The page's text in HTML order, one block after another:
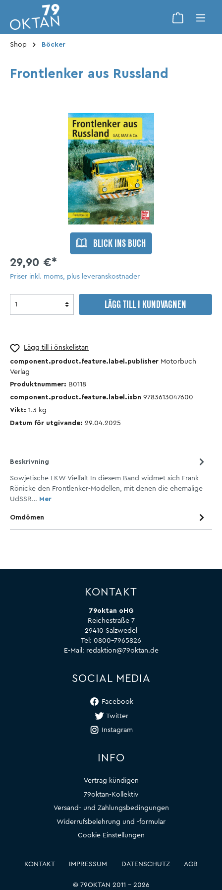
Shop Böcker
Frontlenker aus Russland
BLICK INS BUCH
29,90 €*
Priser inkl. moms, plus leveranskostnader
LÄGG TILL I KUNDVAGNEN
Lägg till i önskelistan
component.product.feature.label.publisher Motorbuch
Verlag
Produktnummer: B0118
component.product.feature.label.isbn 9783613047600
Vikt: 1.3 kg
Datum för utgivande: 29.04.2025
Beskrivning
Sowjetische LKW-Vielfalt In diesem Band widmet sich Frank
Rönicke den Frontlenker-Modellen, mit denen die ehemalige
UdSSR… Mer
Omdömen
KONTAKT
79oktan oHG
Reichestraße 7
29410 Salzwedel
Tel: 0800-7965826
E-Mail: redaktion@79oktan.de
SOCIAL MEDIA
Facebook
Twitter
Instagram
INFO
Vertrag kündigen
79oktan-Kollektiv
Versand- und Zahlungsbedingungen
Widerrufsbelehrung und -formular
Cookie Einstellungen
© 79OKTAN 2011 – 2026
KONTAKT IMPRESSUM DATENSCHUTZ AGB